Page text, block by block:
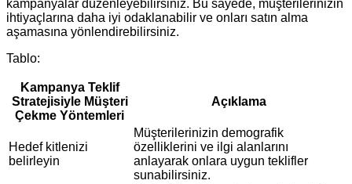
kampanyalar düzenleyebilirsiniz. Bu sayede, müşterilerinizin
ihtiyaçlarına daha iyi odaklanabilir ve onları satın alma
aşamasına yönlendirebilirsiniz.
Tablo:
Kampanya Teklif
Stratejisiyle Müşteri
Çekme Yöntemleri
Açıklama
Hedef kitlenizi
belirleyin
Müşterilerinizin demografik
özelliklerini ve ilgi alanlarını
anlayarak onlara uygun teklifler
sunabilirsiniz.